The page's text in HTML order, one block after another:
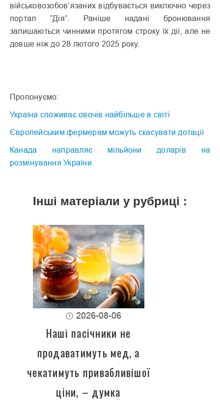
військовозобов’язаних відбувається виключно через
портал “Дія”. Раніше надані бронювання
залишаються чинними протягом строку їх дії, але не
довше ніж до 28 лютого 2025 року.
Пропонуємо:
Україна споживає овочів найбільше в світі
Європейським фермерам можуть скасувати дотації
Канада направляє мільйони доларів на
розмінування України
Інші матеріали у рубриці :
2026-08-06
Наші пасічники не
продаватимуть мед, а
чекатимуть привабливішої
ціни, – думка